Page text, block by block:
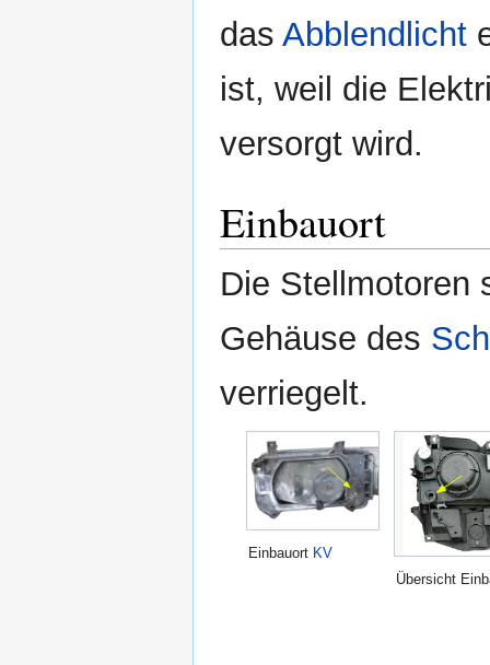
das Abblendlicht
ist, weil die
versorgt wird.
Einbauort
Die Stellmotoren
Gehäuse des
verriegelt.
Einbauort KV
Übersicht